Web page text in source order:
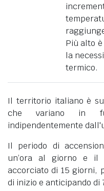
Più alto
la
termico.
Il territorio italiano è
che variano in
indipendentemente
Il periodo di
un’ora al giorno e il
accorciato di 15 giorni,
di inizio e anticipando di